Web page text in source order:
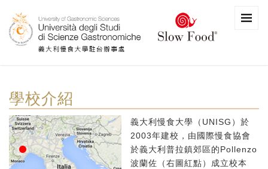
學校介紹
義大利慢食大學（UNISG）於
2003年建校，由國際慢食協會
於義大利普拉鎮郊區的Pollenzo
波蘭佐（右圖紅點）成立校本